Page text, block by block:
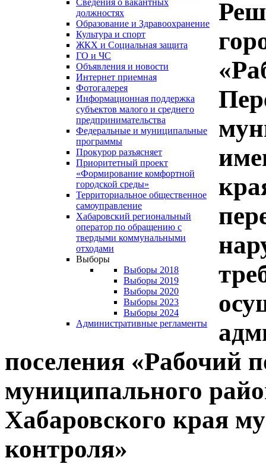
Сведения о вакантных
должностях
Образование и Здравоохранение
Культура и спорт
ЖКХ и Социальная защита
ГО и ЧС
Объявления и новости
Интернет приемная
Фотогалерея
Информационная поддержка
субъектов малого и среднего
предпринимательства
Федеральные и муниципальные
программы
Прокурор разъясняет
Приоритетный проект
«Формирование комфортной
городской среды»
Территориальное общественное
самоуправление
Хабаровский региональный
оператор по обращению с
твердыми коммунальными
отходами
Выборы
Выборы 2018
Выборы 2019
Выборы 2020
Выборы 2023
Выборы 2024
Административные регламенты
поселения «Рабочий
муниципального
Хабаровского края
контроля»